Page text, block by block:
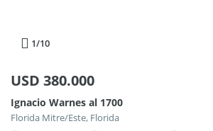
1/10
USD 380.000
Ignacio Warnes al 1700
Florida Mitre/Este, Florida